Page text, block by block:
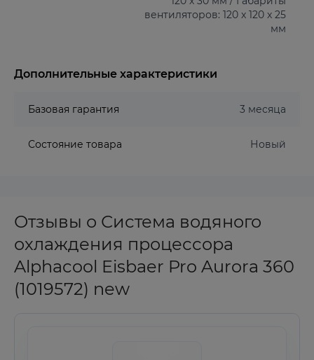
вентиляторов: 120 x 120 x 25
мм
Дополнительные характеристики
Базовая гарантия 3 месяца
Состояние товара Новый
Отзывы о Система водяного
охлаждения процессора
Alphacool Eisbaer Pro Aurora 360
(1019572) new